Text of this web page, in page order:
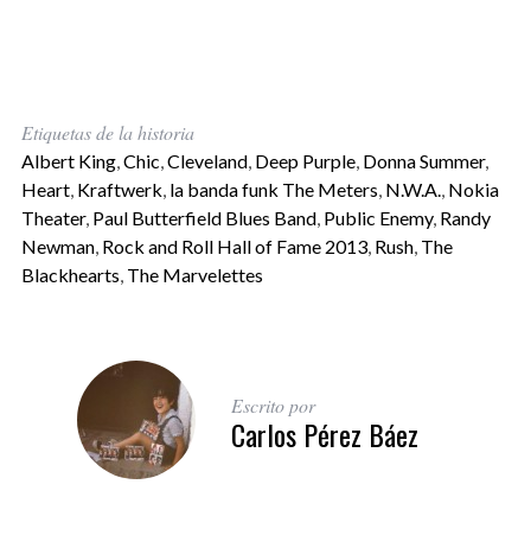
Etiquetas de la historia
Albert King,Chic,Cleveland, Deep Purple, Donna Summer,
Heart, Kraftwerk, la banda funk The Meters, N.W.A., Nokia
Theater, Paul Butterfield Blues Band, Public Enemy, Randy
Newman, Rock and Roll Hall of Fame 2013, Rush, The
Blackhearts, The Marvelettes
Escrito por
Carlos Pérez Báez